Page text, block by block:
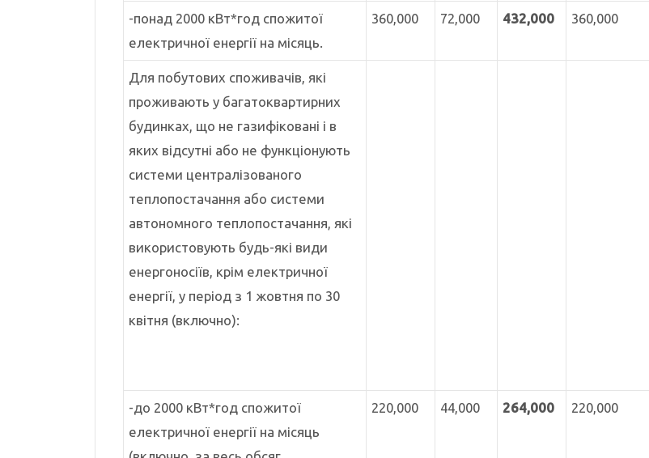
-понад 2000 кВт*год спожитої
електричної енергії на місяць.
360,000 72,000 432,000 360,000
Для побутових споживачів, які
проживають у багатоквартирних
будинках, що не газифіковані і в
яких відсутні або не функціонують
системи централізованого
теплопостачання або системи
автономного теплопостачання, які
використовують будь-які види
енергоносіїв, крім електричної
енергії, у період з 1 жовтня по 30
квітня (включно):
-до 2000 кВт*год спожитої
електричної енергії на місяць
220,000 44,000 264,000 220,000